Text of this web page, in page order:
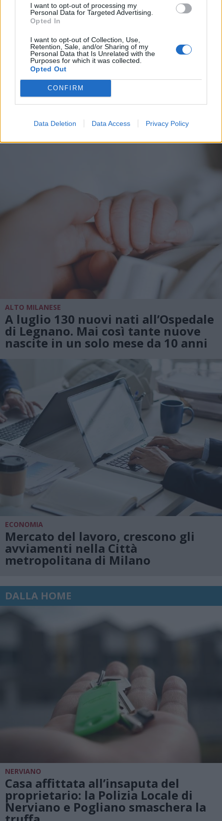
I want to opt-out of processing my
Personal Data for Targeted Advertising.
Opted In
I want to opt-out of Collection, Use,
Retention, Sale, and/or Sharing of my
Personal Data that Is Unrelated with the
Purposes for which it was collected.
Opted Out
CONFIRM
Data Deletion Data Access Privacy Policy
Arriva da San Marino Fabio Cateni
calcio
ALTO MILANESE
A luglio 130 nuovi nati all’Ospedale
di Legnano. Mai così tante nuove
nascite in un solo mese da 10 anni
ECONOMIA
Mercato del lavoro, crescono gli
avviamenti nella Città
metropolitana di Milano
DALLA HOME
NERVIANO
Casa affittata all’insaputa del
proprietario: la Polizia Locale di
Nerviano e Pogliano smaschera la